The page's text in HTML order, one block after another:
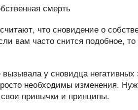
что сновидение о
вам часто снится подобное,
у сновидца
необходимы изменения.
привычки и принципы.